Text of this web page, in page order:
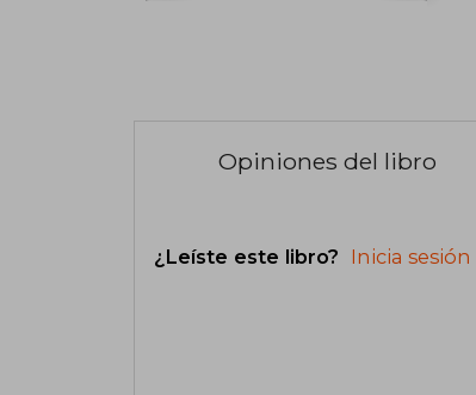
Opiniones del libro
¿Leíste este libro? Inicia sesión